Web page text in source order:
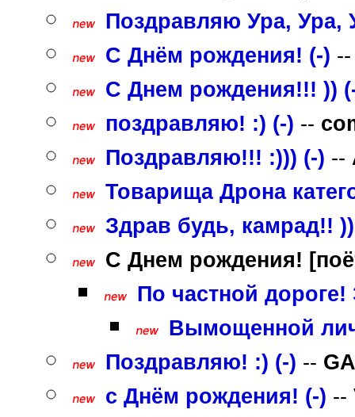
Поздравляю Ура, Ура,
С Днём рождения! (-)
С Днем рождения!!! ))
поздравляю! :) (-) --
Поздравляю!!! :))) (-) --
Товарища Дрона
Здрав будь, камрад!!
С Днем рождения!
По частной
Вымощенной
Поздравляю! :) (-) --
с Днём рождения! (-) --